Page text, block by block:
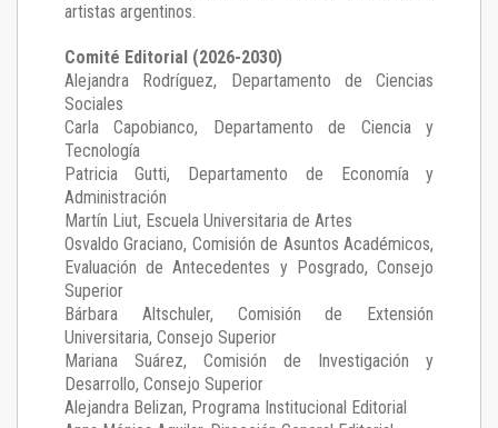
artistas argentinos.
Comité Editorial (2026-2030)
Alejandra Rodríguez, Departamento de Ciencias
Sociales
Carla Capobianco, Departamento de Ciencia y
Tecnología
Patricia Gutti, Departamento de Economía y
Administración
Martín Liut, Escuela Universitaria de Artes
Osvaldo Graciano, Comisión de Asuntos Académicos,
Evaluación de Antecedentes y Posgrado, Consejo
Superior
Bárbara Altschuler, Comisión de Extensión
Universitaria, Consejo Superior
Mariana Suárez, Comisión de Investigación y
Desarrollo, Consejo Superior
Alejandra Belizan, Programa Institucional Editorial